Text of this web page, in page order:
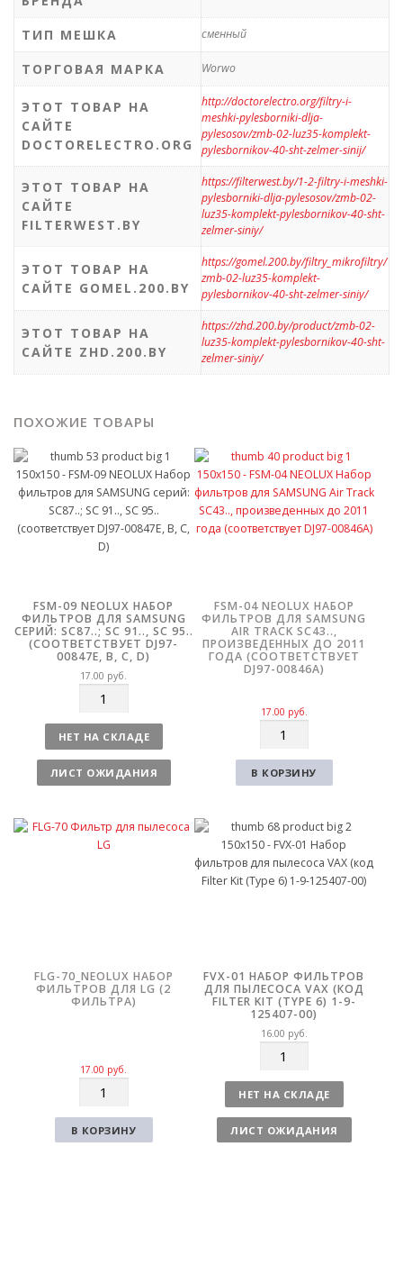
ТИП МЕШКА
сменный
ТОРГОВАЯ МАРКА Worwo
ЭТОТ ТОВАР НА
САЙТЕ
DOCTORELECTRO.ORG
http://doctorelectro.org/filtry-i-
meshki-pylesborniki-dlja-
pylesosov/zmb-02-luz35-komplekt-
pylesbornikov-40-sht-zelmer-sinij/
ЭТОТ ТОВАР НА
САЙТЕ
FILTERWEST.BY
https://filterwest.by/1-2-filtry-i-meshki-
pylesborniki-dlja-pylesosov/zmb-02-
luz35-komplekt-pylesbornikov-40-sht-
zelmer-siniy/
ЭТОТ ТОВАР НА
САЙТЕ GOMEL.200.BY
https://gomel.200.by/filtry_mikrofiltry/
zmb-02-luz35-komplekt-
pylesbornikov-40-sht-zelmer-siniy/
ЭТОТ ТОВАР НА
САЙТЕ ZHD.200.BY
https://zhd.200.by/product/zmb-02-
luz35-komplekt-pylesbornikov-40-sht-
zelmer-siniy/
ПОХОЖИЕ ТОВАРЫ
FSM-09 NEOLUX НАБОР
ФИЛЬТРОВ ДЛЯ SAMSUNG
СЕРИЙ: SC87..; SC 91.., SC 95..
(СООТВЕТСТВУЕТ DJ97-
00847E, B, C, D)
17.00 руб.
л
и
ч
е
НЕТ НА СКЛАДЕ
ЛИСТ ОЖИДАНИЯ
FSM-04 NEOLUX НАБОР
ФИЛЬТРОВ ДЛЯ SAMSUNG
AIR TRACK SC43..,
ПРОИЗВЕДЕННЫХ ДО 2011
ГОДА (СООТВЕТСТВУЕТ
DJ97-00846A)
17.00 руб.
л
и
о
В КОРЗИНУ
FLG-70_NEOLUX НАБОР
ФИЛЬТРОВ ДЛЯ LG (2
ФИЛЬТРА)
17.00 руб.
л
и
В КОРЗИНУ
FVX-01 НАБОР ФИЛЬТРОВ
ДЛЯ ПЫЛЕСОСА VAX (КОД
FILTER KIT (TYPE 6) 1-9-
125407-00)
16.00 руб.
л
и
ч
е
НЕТ НА СКЛАДЕ
ЛИСТ ОЖИДАНИЯ